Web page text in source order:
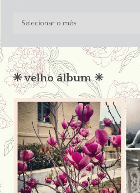
condena
✳︎ velho álbum ✳︎